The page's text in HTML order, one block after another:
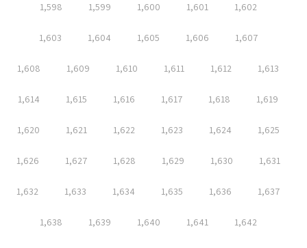
1,598 1,599 1,600 1,601 1,602
1,603 1,604 1,605 1,606 1,607
1,608 1,609 1,610 1,611 1,612 1,613
1,614 1,615 1,616 1,617 1,618 1,619
1,620 1,621 1,622 1,623 1,624 1,625
1,626 1,627 1,628 1,629 1,630 1,631
1,632 1,633 1,634 1,635 1,636 1,637
1,638 1,639 1,640 1,641 1,642